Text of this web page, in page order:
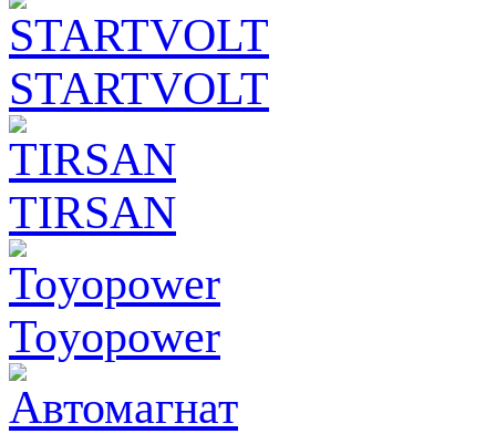
STARTVOLT
TIRSAN
Toyopower